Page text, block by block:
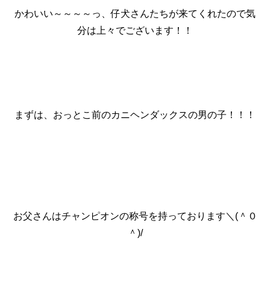
かわいい～～～～っ、仔犬さんたちが来てくれたので気
分は上々でございます！！
まずは、おっとこ前のカニヘンダックスの男の子！！！
お父さんはチャンピオンの称号を持っております＼(＾０
＾)/